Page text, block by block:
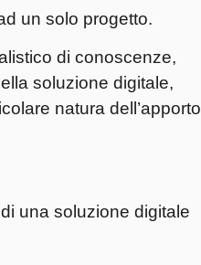
un solo progetto.
di conoscenze,
soluzione digitale,
natura dell’apporto
una soluzione digitale